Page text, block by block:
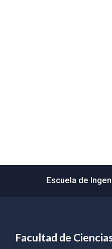
Escuela de
Facultad de